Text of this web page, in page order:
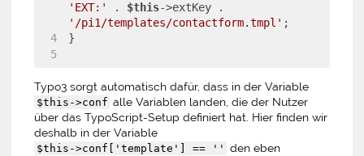
'EXT:'
. $this
'/pi1/templates/contactform.tmpl' ;
}
Typo3 sorgt automatisch dafür, dass in der Variable
$this->conf alle Variablen landen, die der Nutzer
über das TypoScript-Setup definiert hat. Hier finden wir
deshalb in der Variable
$this->conf['template'] == '' den eben